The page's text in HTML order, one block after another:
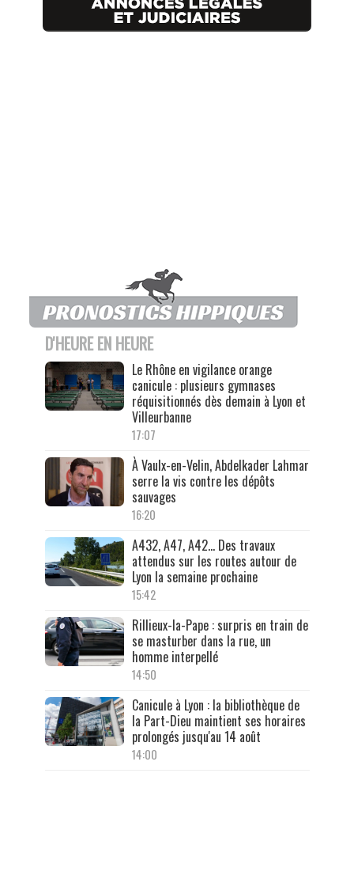
D'HEURE EN HEURE
Le Rhône en vigilance orange
canicule : plusieurs gymnases
réquisitionnés dès demain à Lyon et
Villeurbanne
17:07
À Vaulx-en-Velin, Abdelkader Lahmar
serre la vis contre les dépôts
sauvages
16:20
A432, A47, A42… Des travaux
attendus sur les routes autour de
Lyon la semaine prochaine
15:42
Rillieux-la-Pape : surpris en train de
se masturber dans la rue, un
homme interpellé
14:50
Canicule à Lyon : la bibliothèque de
la Part-Dieu maintient ses horaires
prolongés jusqu'au 14 août
14:00